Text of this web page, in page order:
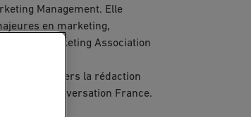
Management. Elle
en marketing,
Marketing Association
à travers la rédaction
The Conversation France.